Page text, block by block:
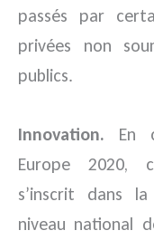
passés par
privées non
publics.
Innovation. En
Europe 2020,
s’inscrit dans
niveau national